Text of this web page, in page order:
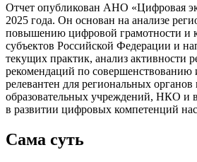
Отчет опубликован АНО «Цифровая
2025 года. Он основан на анализе
повышению цифровой грамотности и
субъектов Российской Федерации и
текущих практик, анализ активности
рекомендаций по совершенствованию
релевантен для региональных органов
образовательных учреждений, НКО и
в развитии цифровых компетенций
Сама суть